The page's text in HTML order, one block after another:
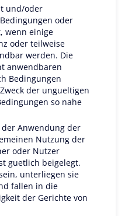
und/oder
oder
wenn einige
oder teilweise
werden. Die
anwendbaren
Bedingungen
der ungueltigen
so nahe
Anwendung der
Nutzung der
oder Nutzer
guetlich beigelegt.
unterliegen sie
fallen in die
der Gerichte von